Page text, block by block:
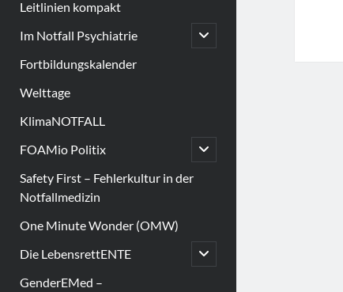
Leitlinien kompakt
Im Notfall Psychiatrie
open
child
Fortbildungskalender
Welttage
KlimaNOTFALL
FOAMio Politix
open
child
Safety First – Fehlerkultur in der
Notfallmedizin
One Minute Wonder (OMW)
Die LebensrettENTE
open
child
GenderEMed –